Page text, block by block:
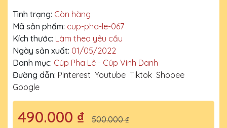
Tình trạng: Còn hàng
Mã sản phẩm: cup-pha-le-067
Kích thước: Làm theo yêu cầu
Ngày sản xuất: 01/05/2022
Danh mục: Cúp Pha Lê - Cúp Vinh Danh
Đường dẫn: Pinterest Youtube Tiktok Shopee
Google
490.000 ₫ 500.000 ₫